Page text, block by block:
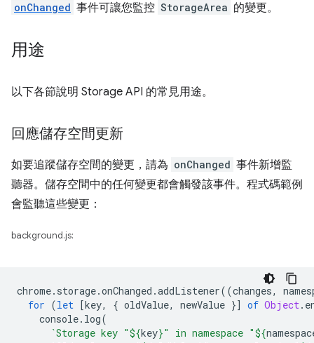
onChanged 事件可讓您監控 StorageArea 的變更。
用途
以下各節說明 Storage API 的常見用途。
回應儲存空間更新
如要追蹤儲存空間的變更，請為 onChanged 事件新增監
聽器。儲存空間中的任何變更都會觸發該事件。程式碼範例
會監聽這些變更：
background.js:
chrome. storage.onChanged .addListener((changes,
for (let [key, { oldValue, newValue }] of Object.
console. log(
`Storage key "${key}" in namespace "${